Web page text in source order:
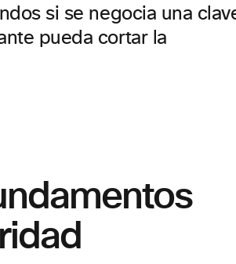
si se negocia una
pueda cortar la